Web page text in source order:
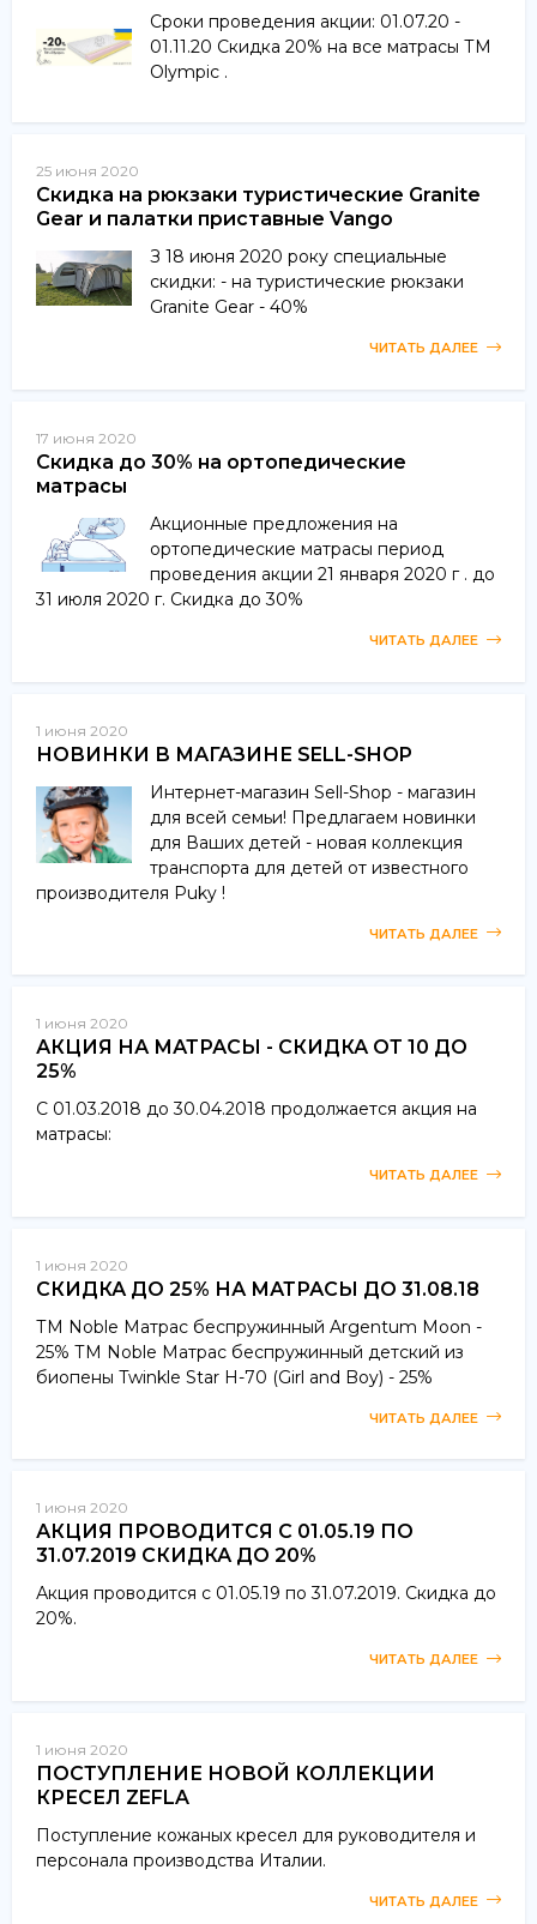
Сроки проведения акции: 01.07.20 -
01.11.20 Скидка 20% на все матрасы ТМ
Olympic .
25 июня 2020
Скидка на рюкзаки туристические Granite
Gear и палатки приставные Vango
З 18 июня 2020 року специальные
скидки: - на туристические рюкзаки
Granite Gear - 40%
ЧИТАТЬ ДАЛЕЕ
17 июня 2020
Скидка до 30% на ортопедические
матрасы
Акционные предложения на
ортопедические матрасы период
проведения акции 21 января 2020 г . до
31 июля 2020 г. Скидка до 30%
ЧИТАТЬ ДАЛЕЕ
1 июня 2020
НОВИНКИ В МАГАЗИНЕ SELL-SHOP
Интернет-магазин Sell-Shop - магазин
для всей семьи! Предлагаем новинки
для Ваших детей - новая коллекция
транспорта для детей от известного
производителя Puky !
ЧИТАТЬ ДАЛЕЕ
1 июня 2020
АКЦИЯ НА МАТРАСЫ - СКИДКА ОТ 10 ДО
25%
С 01.03.2018 до 30.04.2018 продолжается акция на
матрасы:
ЧИТАТЬ ДАЛЕЕ
1 июня 2020
СКИДКА ДО 25% НА МАТРАСЫ ДО 31.08.18
ТМ Noble Матрас беспружинный Argentum Moon -
25% ТМ Noble Матрас беспружинный детский из
биопены Twinkle Star H-70 (Girl and Boy) - 25%
ЧИТАТЬ ДАЛЕЕ
1 июня 2020
АКЦИЯ ПРОВОДИТСЯ С 01.05.19 ПО
31.07.2019 СКИДКА ДО 20%
Акция проводится с 01.05.19 по 31.07.2019. Скидка до
20%.
ЧИТАТЬ ДАЛЕЕ
1 июня 2020
ПОСТУПЛЕНИЕ НОВОЙ КОЛЛЕКЦИИ
КРЕСЕЛ ZEFLA
Поступление кожаных кресел для руководителя и
персонала производства Италии.
ЧИТАТЬ ДАЛЕЕ